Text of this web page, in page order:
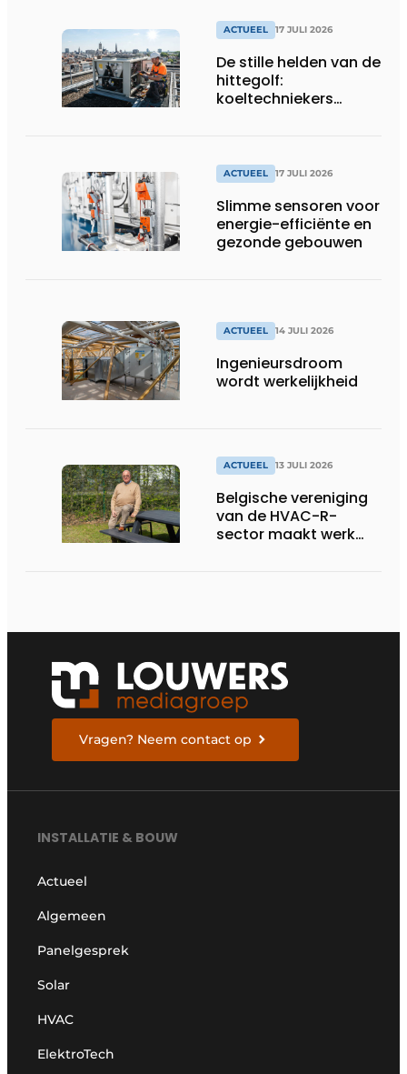
ACTUEEL 17 JULI 2026
De stille helden van de
hittegolf:
koeltechniekers
productiebedrijven
draaiende
ACTUEEL 17 JULI 2026
Slimme sensoren voor
energie-efficiënte en
gezonde gebouwen
ACTUEEL 14 JULI 2026
Ingenieursdroom
wordt werkelijkheid
ACTUEEL 13 JULI 2026
Belgische vereniging
van de HVAC-R-
sector maakt werk
Vragen? Neem contact op
INSTALLATIE & BOUW
Actueel
Algemeen
Panelgesprek
Solar
HVAC
ElektroTech